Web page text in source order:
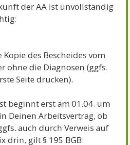
der AA ist unvollständig
Kopie des Bescheides vom
ohne die Diagnosen (ggfs.
Seite drucken).
beginnt erst am 01.04. um
Deinen Arbeitsvertrag, ob
auch durch Verweis auf
drin, gilt § 195 BGB: